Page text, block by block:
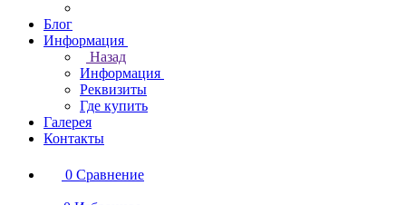
Блог
Информация
Назад
Информация
Реквизиты
Где купить
Галерея
Контакты
0 Сравнение